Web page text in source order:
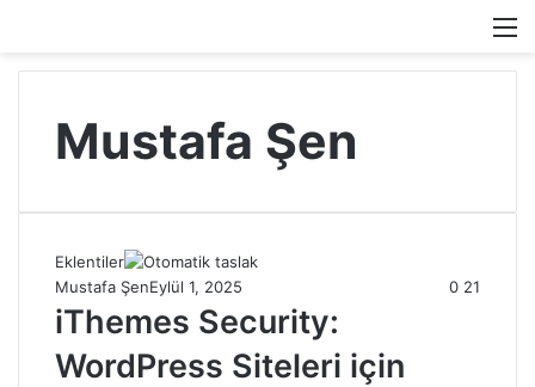
Mustafa Şen
Eklentiler
Mustafa ŞenEylül 1, 2025 0 21
iThemes Security:
WordPress Siteleri için